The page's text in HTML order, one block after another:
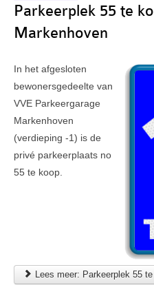
Veel gestelde vragen
Parkeerplek te koop
Nieuwsbrieven
Verzekeringen
Klachtenmeldpunt
Video's
Parkeerplek 55 te
Markenhoven
In het afgesloten
bewonersgedeelte van
VVE Parkeergarage
Markenhoven
(verdieping -1) is de
privé parkeerplaats no
55 te koop.
Lees meer: Parkeerplek 55